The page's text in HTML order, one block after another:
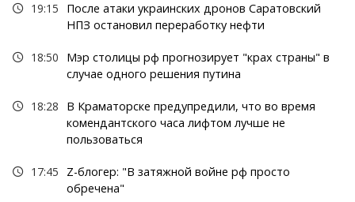
19:15
После атаки украинских дронов Саратовский
НПЗ остановил переработку нефти
18:50
Мэр столицы рф прогнозирует "крах страны" в
случае одного решения путина
18:28
В Краматорске предупредили, что во время
комендантского часа лифтом лучше не
пользоваться
17:45
Z-блогер: "В затяжной войне рф просто
обречена"